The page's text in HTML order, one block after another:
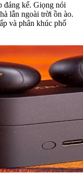
đáng kể. Giọng nói
lẫn ngoài trời ồn ào.
và phân khúc phổ